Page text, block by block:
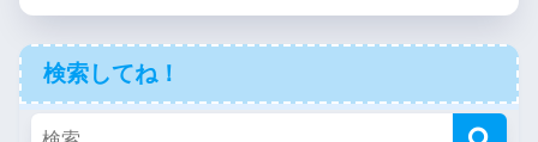
検索してね！